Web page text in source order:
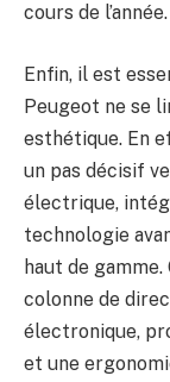
cours de l’année.
Enfin, il est
Peugeot ne se
esthétique. En
un pas décisif
électrique,
technologie
haut de
colonne de
électronique,
et une